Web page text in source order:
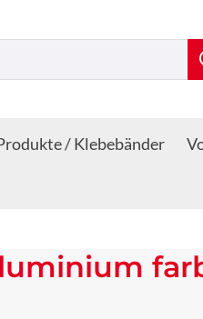
/ Klebebänder